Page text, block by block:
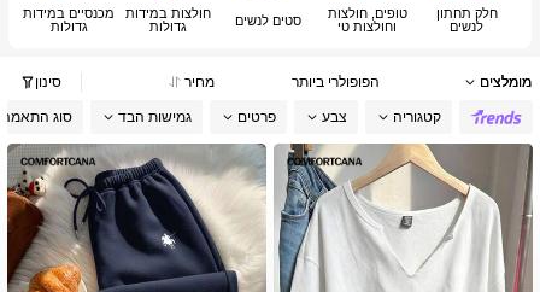
חלק תחתון
לנשים
טופים, חולצות
וחולצות טי
סטים לנשים
חולצות במידות
גדולות
מכנסיים במידות
גדולות
מומלצים הפופולרי ביותר מחיר סינון
קטגוריה צבע פרטים גמישות הבד סוג התאמה